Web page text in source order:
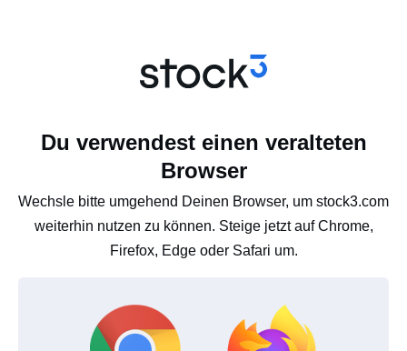
Du verwendest einen veralteten
Browser
Wechsle bitte umgehend Deinen Browser, um stock3.com
weiterhin nutzen zu können. Steige jetzt auf Chrome,
Firefox, Edge oder Safari um.